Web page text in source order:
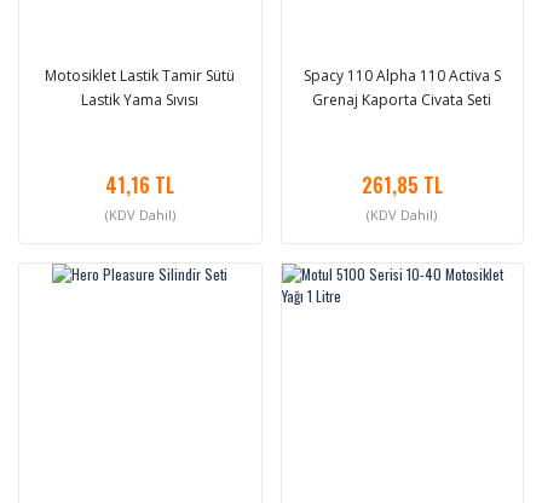
Motosiklet Lastik Tamir Sütü
Lastik Yama Sıvısı
41,16 TL
(KDV Dahil)
Spacy 110 Alpha 110 Activa S
Grenaj Kaporta Civata Seti
261,85 TL
(KDV Dahil)